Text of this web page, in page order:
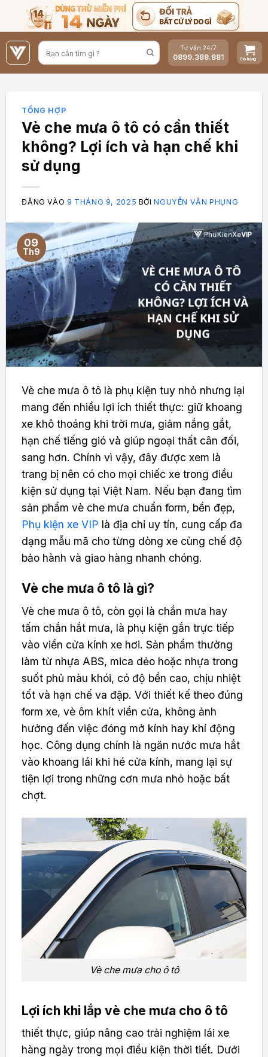
nội
dung
Tư vấn 24/7
0899.388.881
TỔNG HỢP
Vè che mưa ô tô có cần thiết
không? Lợi ích và hạn chế khi
sử dụng
ĐĂNG VÀO 9 THÁNG 9, 2025 BỞINGUYỄN VĂN PHỤNG
09
Th9
Vè che mưa ô tô là phụ kiện tuy nhỏ nhưng lại
mang đến nhiều lợi ích thiết thực: giữ khoang
xe khô thoáng khi trời mưa, giảm nắng gắt,
hạn chế tiếng gió và giúp ngoại thất cân đối,
sang hơn. Chính vì vậy, đây được xem là
trang bị nên có cho mọi chiếc xe trong điều
kiện sử dụng tại Việt Nam. Nếu bạn đang tìm
sản phẩm vè che mưa chuẩn form, bền đẹp,
Phụ kiện xe VIP là địa chỉ uy tín, cung cấp đa
dạng mẫu mã cho từng dòng xe cùng chế độ
bảo hành và giao hàng nhanh chóng.
Vè che mưa ô tô là gì?
Vè che mưa ô tô, còn gọi là chắn mưa hay
tấm chắn hắt mưa, là phụ kiện gắn trực tiếp
vào viền cửa kính xe hơi. Sản phẩm thường
làm từ nhựa ABS, mica dẻo hoặc nhựa trong
suốt phủ màu khói, có độ bền cao, chịu nhiệt
tốt và hạn chế va đập. Với thiết kế theo đúng
form xe, vè ôm khít viền cửa, không ảnh
hưởng đến việc đóng mở kính hay khí động
học. Công dụng chính là ngăn nước mưa hắt
vào khoang lái khi hé cửa kính, mang lại sự
tiện lợi trong những cơn mưa nhỏ hoặc bất
chợt.
Vè che mưa cho ô tô
Lợi ích khi lắp vè che mưa cho ô tô
thiết thực, giúp nâng cao trải nghiệm lái xe
hàng ngày trong mọi điều kiện thời tiết. Dưới